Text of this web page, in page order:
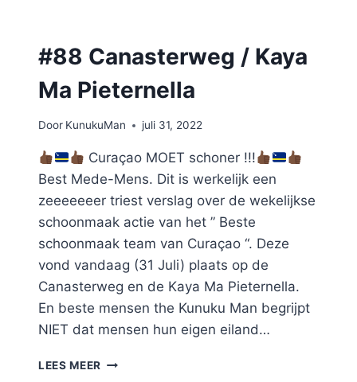
#88 Canasterweg / Kaya
Ma Pieternella
Door KunukuMan juli 31, 2022
Curaçao MOET schoner !!!
Best Mede-Mens. Dit is werkelijk een
zeeeeeeer triest verslag over de wekelijkse
schoonmaak actie van het ” Beste
schoonmaak team van Curaçao “. Deze
vond vandaag (31 Juli) plaats op de
Canasterweg en de Kaya Ma Pieternella.
En beste mensen the Kunuku Man begrijpt
NIET dat mensen hun eigen eiland…
LEES MEER #88